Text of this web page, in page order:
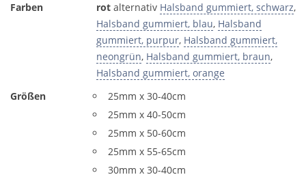
Farben rot alternativ Halsband gummiert, schwarz,
Halsband gummiert, blau, Halsband
gummiert, purpur, Halsband gummiert,
neongrün, Halsband gummiert, braun,
Halsband gummiert, orange
Größen
25mm x 30-40cm
25mm x 40-50cm
25mm x 50-60cm
25mm x 55-65cm
30mm x 30-40cm